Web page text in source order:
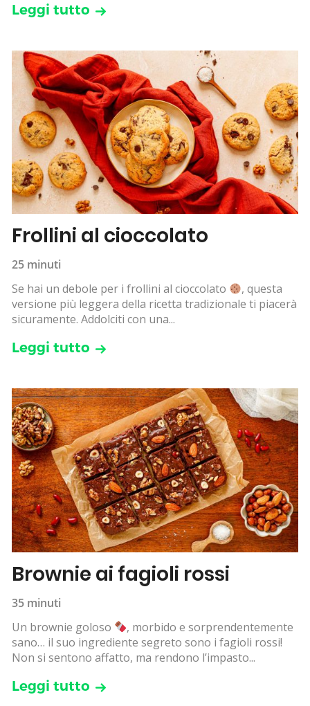
Leggi tutto
Frollini al cioccolato
25 minuti
Se hai un debole per i frollini al cioccolato
, questa
versione più leggera della ricetta tradizionale ti piacerà
sicuramente. Addolciti con una...
Leggi tutto
Brownie ai fagioli rossi
35 minuti
Un brownie goloso
, morbido e sorprendentemente
sano… il suo ingrediente segreto sono i fagioli rossi!
Non si sentono affatto, ma rendono l’impasto...
Leggi tutto